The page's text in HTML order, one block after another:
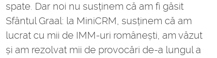
spate. Dar noi nu susținem că am fi găsit
Sfântul Graal: la MiniCRM, susținem că am
lucrat cu mii de IMM-uri românești, am văzut
și am rezolvat mii de provocări de-a lungul a